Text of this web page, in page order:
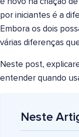
é novo na criação
por iniciantes é a
Embora os dois
várias diferenças
Neste post,
entender quando
Neste